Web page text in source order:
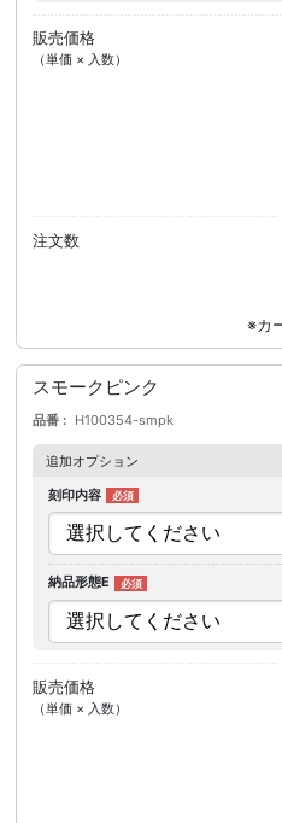
販売価格
（単価 × 入数）
注文数
スモークピンク
品番 H100354-smpk
追加オプション
刻印内容
納品形態E
販売価格
（単価 × 入数）